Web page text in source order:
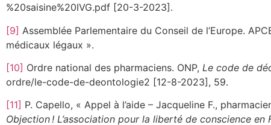
%20saisine%20IVG.pdf [20-3-2023].
[9] Assemblée Parlementaire du Conseil de l’Europe.
médicaux légaux ».
[10] Ordre national des pharmaciens. ONP, Le code de
ordre/le-code-de-deontologie2 [12-8-2023], 59.
[11] P. Capello, « Appel à l’aide – Jacqueline F.,
Objection ! L’association pour la liberté de conscience en